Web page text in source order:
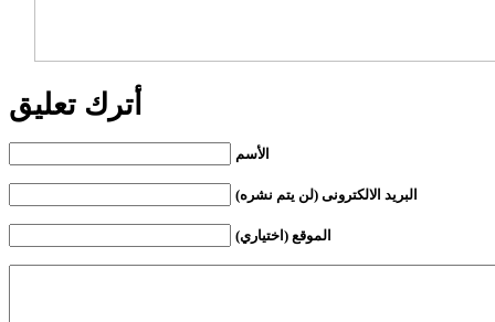
أترك تعليق
الأسم
البريد الالكترونى (لن يتم نشره)
الموقع (اختياري)